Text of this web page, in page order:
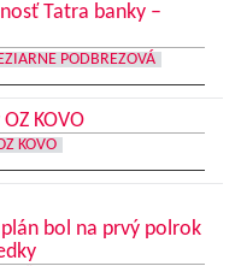
Tatra banky –
PODBREZOVÁ
KOVO
KOVO
bol na prvý polrok